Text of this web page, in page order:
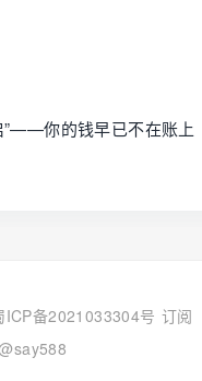
”——你的钱早已不在账上
ICP备2021033304号 订阅